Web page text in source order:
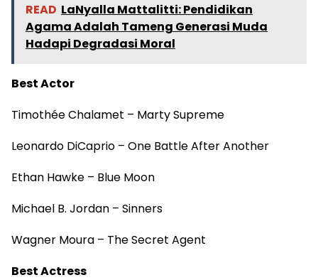
READ LaNyalla Mattalitti: Pendidikan
Agama Adalah Tameng Generasi Muda
Hadapi Degradasi Moral
Best Actor
Timothée Chalamet – Marty Supreme
Leonardo DiCaprio – One Battle After Another
Ethan Hawke – Blue Moon
Michael B. Jordan – Sinners
Wagner Moura – The Secret Agent
Best Actress